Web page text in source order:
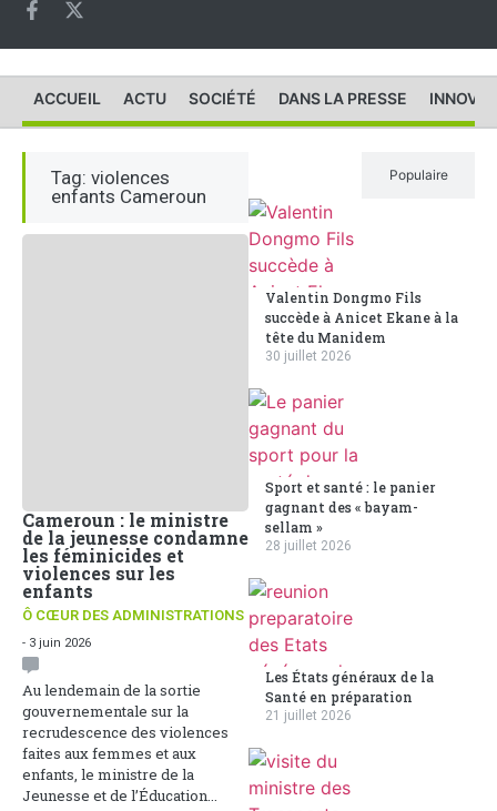
ACCUEIL ACTU SOCIÉTÉ DANS LA PRESSE
Tag: violences
enfants Cameroun
Cameroun : le ministre
de la jeunesse condamne
les féminicides et
violences sur les
enfants
Ô CŒUR DES ADMINISTRATIONS
- 3 juin 2026
Au lendemain de la sortie
gouvernementale sur la
recrudescence des violences
faites aux femmes et aux
enfants, le ministre de la
Jeunesse et de l’Éducation...
Populaire
Valentin Dongmo Fils
succède à Anicet Ekane à la
tête du Manidem
30 juillet 2026
Sport et santé : le panier
gagnant des « bayam-
sellam »
28 juillet 2026
Les États généraux de la
Santé en préparation
21 juillet 2026